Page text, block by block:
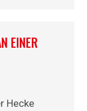
EINER
Hecke